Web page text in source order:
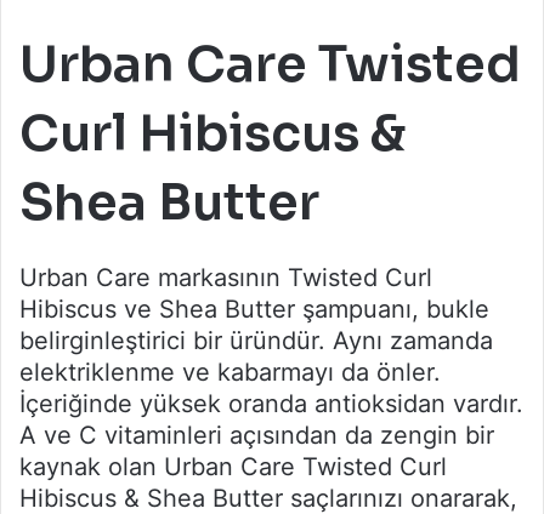
Urban Care Twisted
Curl Hibiscus &
Shea Butter
Urban Care markasının Twisted Curl
Hibiscus ve Shea Butter şampuanı, bukle
belirginleştirici bir üründür. Aynı zamanda
elektriklenme ve kabarmayı da önler.
İçeriğinde yüksek oranda antioksidan vardır.
A ve C vitaminleri açısından da zengin bir
kaynak olan Urban Care Twisted Curl
Hibiscus & Shea Butter saçlarınızı onararak,